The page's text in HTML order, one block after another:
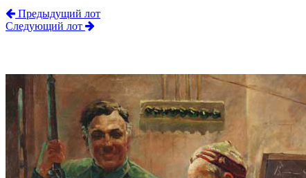
Предыдущий лот
Следующий лот